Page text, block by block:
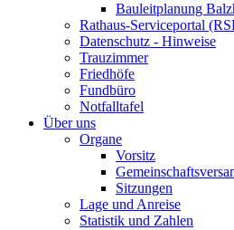
Bauleitplanung
Rathaus-Serviceportal
Datenschutz - Hinweise
Trauzimmer
Friedhöfe
Fundbüro
Notfalltafel
Über uns
Organe
Vorsitz
Sitzungen
Lage und Anreise
Statistik und Zahlen